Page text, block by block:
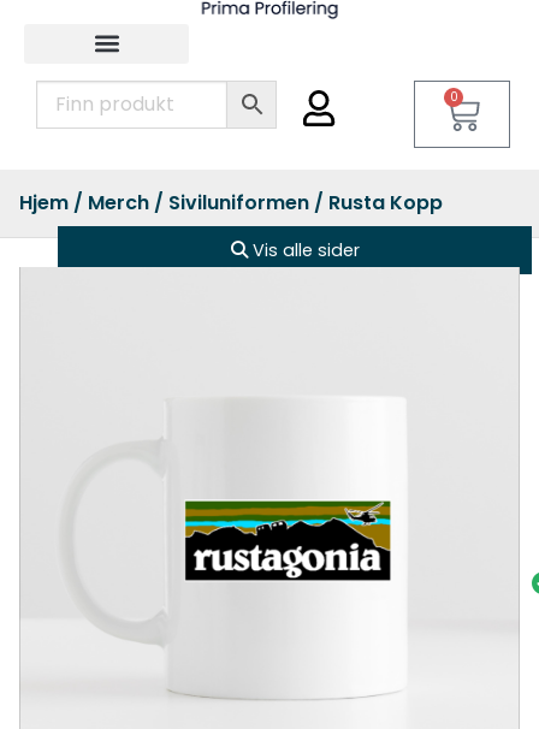
0
Hjem / Merch / Siviluniformen / Rusta Kopp
Vis alle sider